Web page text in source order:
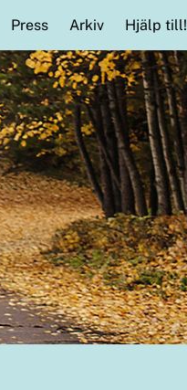
Press Arkiv Hjälp till!